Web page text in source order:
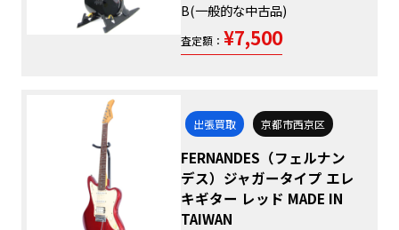
B(一般的な中古品)
査定額： ¥7,500
出張買取 京都市西京区
FERNANDES（フェルナン
デス）ジャガータイプ エレ
キギター レッド MADE IN
TAIWAN